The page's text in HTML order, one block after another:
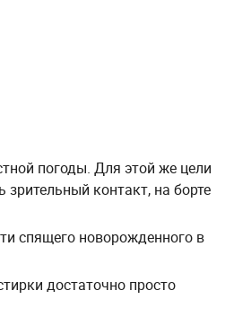
погоды. Для этой же цели
контакт, на борте
спящего новорожденного в
достаточно просто